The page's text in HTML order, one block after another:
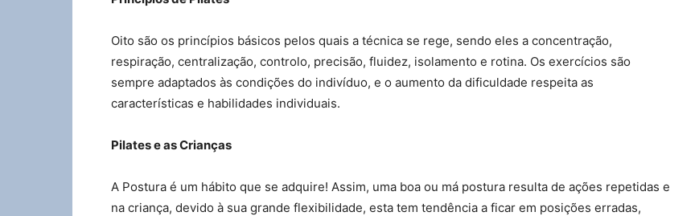
Oito são os princípios básicos pelos quais a técnica se rege, sendo eles a concentração,
respiração, centralização, controlo, precisão, fluidez, isolamento e rotina. Os exercícios são
sempre adaptados às condições do indivíduo, e o aumento da dificuldade respeita as
características e habilidades individuais.
Pilates e as Crianças
A Postura é um hábito que se adquire! Assim, uma boa ou má postura resulta de ações repetidas e
na criança, devido à sua grande flexibilidade, esta tem tendência a ficar em posições erradas,